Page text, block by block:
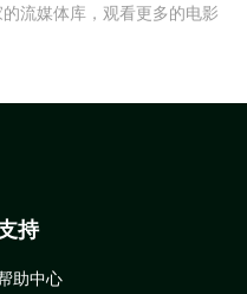
流媒体库，观看更多的电影
持
助中心